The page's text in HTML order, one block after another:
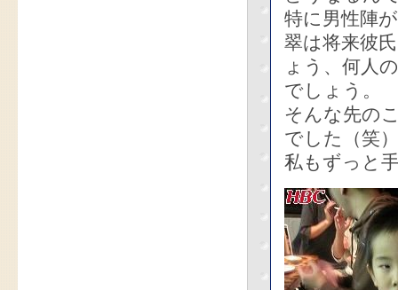
特に男性陣
翠は将来彼
ょう、何人
でしょう。
そんな先の
でした（笑
私もずっと